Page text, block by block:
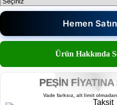
Hemen
Ürün Hakkında
PEŞİN FİYATINA
Vade farksız, alt limit olmadan